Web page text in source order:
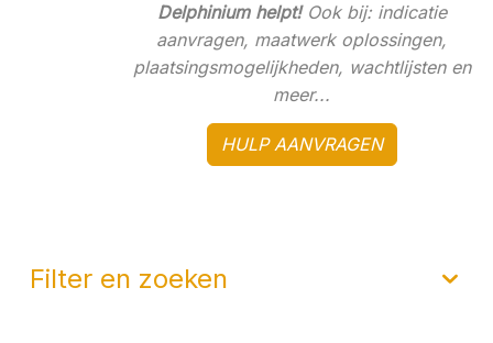
Delphinium helpt! Ook bij: indicatie
aanvragen, maatwerk oplossingen,
plaatsingsmogelijkheden, wachtlijsten en
meer...
HULP AANVRAGEN
filter en zoeken